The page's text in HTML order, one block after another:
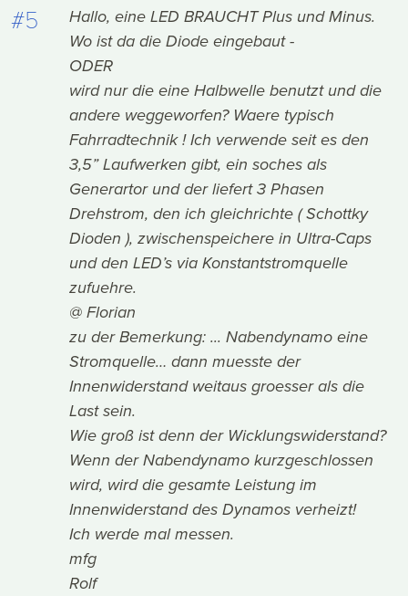
#5
Hallo, eine LED BRAUCHT Plus und Minus.
Wo ist da die Diode eingebaut -
ODER
wird nur die eine Halbwelle benutzt und die
andere weggeworfen? Waere typisch
Fahrradtechnik ! Ich verwende seit es den
3,5” Laufwerken gibt, ein soches als
Generartor und der liefert 3 Phasen
Drehstrom, den ich gleichrichte ( Schottky
Dioden ), zwischenspeichere in Ultra-Caps
und den LED’s via Konstantstromquelle
zufuehre.
@ Florian
zu der Bemerkung: ... Nabendynamo eine
Stromquelle… dann muesste der
Innenwiderstand weitaus groesser als die
Last sein.
Wie groß ist denn der Wicklungswiderstand?
Wenn der Nabendynamo kurzgeschlossen
wird, wird die gesamte Leistung im
Innenwiderstand des Dynamos verheizt!
Ich werde mal messen.
mfg
Rolf